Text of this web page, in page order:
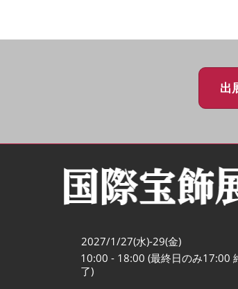
出
2027/1/27(水)-29(金)
10:00 - 18:00 (最終日のみ17:00
了)